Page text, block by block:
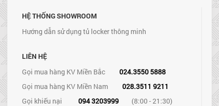
HỆ THỐNG SHOWROOM
Hướng dẫn sử dụng tủ locker thông minh
LIÊN HỆ
Gọi mua hàng KV Miền Bắc
024.3550 5888
Gọi mua hàng KV Miền Nam
028.3511 9211
Gọi khiếu nại
094 3203999
(8:00 - 21:30)